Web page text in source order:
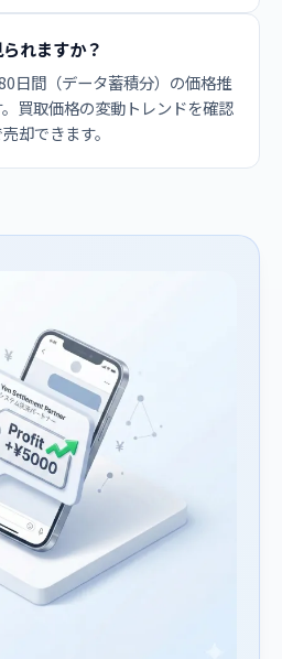
れますか？
日間（データ蓄積分）の価格推
買取価格の変動トレンドを確認
却できます。